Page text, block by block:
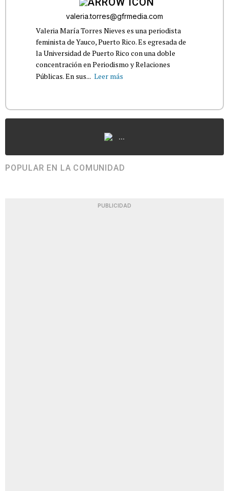
valeria.torres@gfrmedia.com
Valeria María Torres Nieves es una periodista
feminista de Yauco, Puerto Rico. Es egresada de
la Universidad de Puerto Rico con una doble
concentración en Periodismo y Relaciones
Públicas. En sus... Leer más
...
POPULAR EN LA COMUNIDAD
PUBLICIDAD